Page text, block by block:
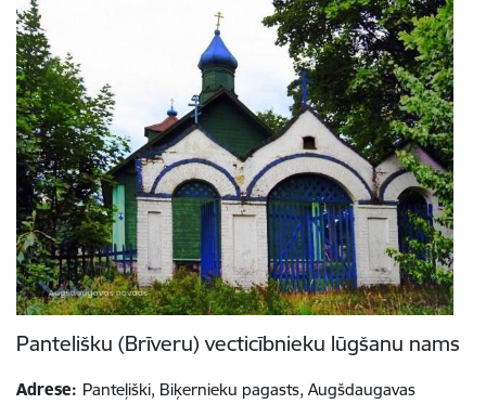
Pantelišku (Brīveru) vecticībnieku lūgšanu nams
Adrese: Panteļiški, Biķernieku pagasts, Augšdaugavas